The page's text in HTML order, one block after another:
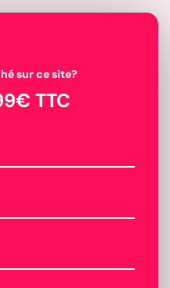
sur ce site?
TTC